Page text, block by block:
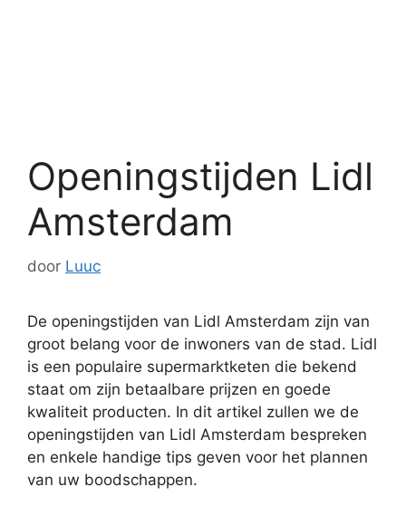
Openingstijden Lidl
Amsterdam
door Luuc
De openingstijden van Lidl Amsterdam zijn van
groot belang voor de inwoners van de stad. Lidl
is een populaire supermarktketen die bekend
staat om zijn betaalbare prijzen en goede
kwaliteit producten. In dit artikel zullen we de
openingstijden van Lidl Amsterdam bespreken
en enkele handige tips geven voor het plannen
van uw boodschappen.